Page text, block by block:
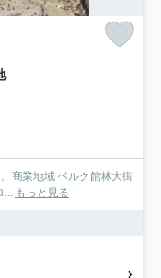
商業地域 ベルク館林大街
もっと見る